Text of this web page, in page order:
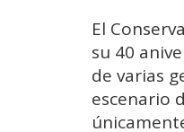
El
su 40
de varias
escenario